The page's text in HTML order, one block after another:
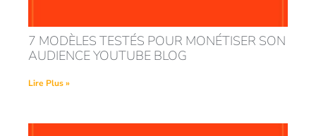
7 MODÈLES TESTÉS POUR MONÉTISER SON
AUDIENCE YOUTUBE BLOG
Lire Plus »